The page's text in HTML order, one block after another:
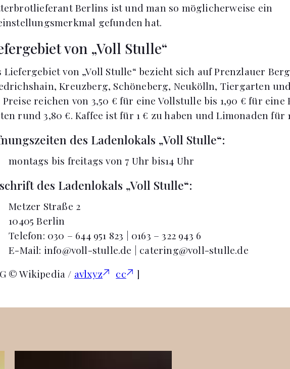
Berlins ist und man so möglicherweise ein
gefunden hat.
von „Voll Stulle“
Liefergebiet von „Voll Stulle“ bezieht sich auf Prenzlauer
Kreuzberg, Schöneberg, Neukölln, Tiergarten
Preise reichen von 3,50 € für eine Vollstulle bis 1,90 € für eine
rund 3,80 €. Kaffee ist für 1 € zu haben und Limonaden für
des Ladenlokals „Voll Stulle“:
montags bis freitags von 7 Uhr bis14 Uhr
des Ladenlokals „Voll Stulle“:
Metzer Straße 2
10405 Berlin
Telefon: 030 – 644 951 823 | 0163 – 322 943 6
E-Mail: info@voll-stulle.de | catering@voll-stulle.de
© Wikipedia / avlxyz cc ]